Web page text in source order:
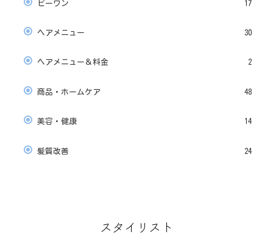
ビーワン 17
ヘアメニュー 30
ヘアメニュー＆料金 2
商品・ホームケア 48
美容・健康 14
髪質改善 24
スタイリスト